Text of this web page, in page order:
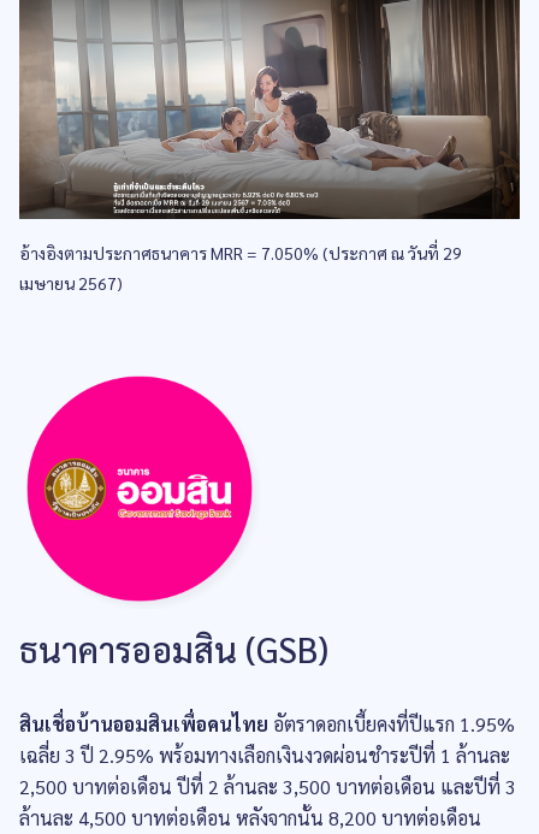
อ้างอิงตามประกาศธนาคาร MRR = 7.050% (ประกาศ ณ วันที่ 29
เมษายน 2567)
ธนาคารออมสิน (GSB)
สินเชื่อบ้านออมสินเพื่อคนไทย อัตราดอกเบี้ยคงที่ปีแรก 1.95%
เฉลี่ย 3 ปี 2.95% พร้อมทางเลือกเงินงวดผ่อนชำระปีที่ 1 ล้านละ
2,500 บาทต่อเดือน ปีที่ 2 ล้านละ 3,500 บาทต่อเดือน และปีที่ 3
ล้านละ 4,500 บาทต่อเดือน หลังจากนั้น 8,200 บาทต่อเดือน